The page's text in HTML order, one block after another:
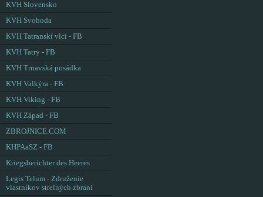
KVH Slovensko
KVH Svoboda
KVH Tatranskí vlci - FB
KVH Tatry - FB
KVH Trnavská posádka
KVH Valkýra - FB
KVH Viking - FB
KVH Západ - FB
ZBROJNICE.COM
KHPAaSZ - FB
Kriegsberichter des Heeres
Legis Telum - Združenie
vlastníkov strelných zbraní